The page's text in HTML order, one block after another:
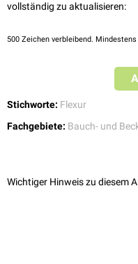
vollständig zu aktualisieren:
500 Zeichen verbleibend.
Stichworte: Flexur
Fachgebiete: Bauch- und
Wichtiger Hinweis zu diesem